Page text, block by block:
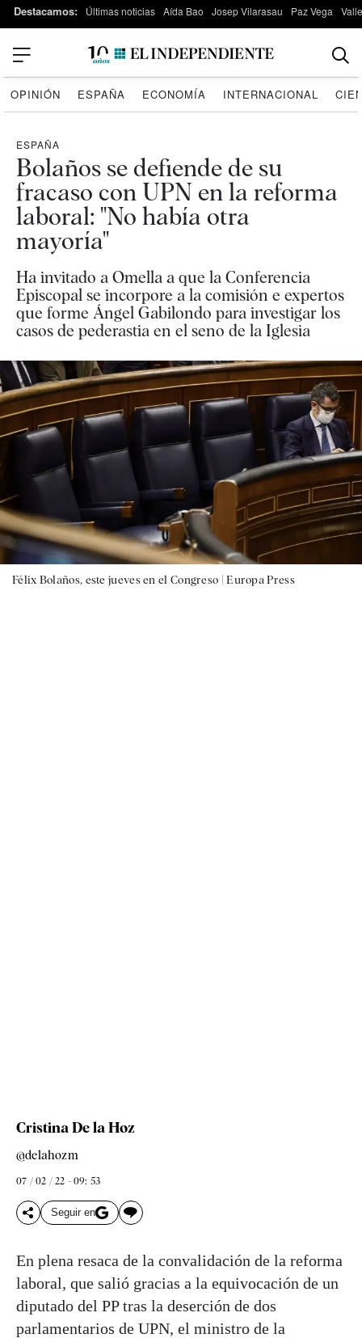
Destacamos: Últimas noticias Aída Bao Josep Vilarasau Paz Vega
OPINIÓN ESPAÑA ECONOMÍA INTERNACIONAL
ESPAÑA
Bolaños se defiende de su
fracaso con UPN en la reforma
laboral: "No había otra
mayoría"
Ha invitado a Omella a que la Conferencia
Episcopal se incorpore a la comisión e expertos
que forme Ángel Gabilondo para investigar los
casos de pederastia en el seno de la Iglesia
Félix Bolaños, este jueves en el Congreso |Europa Press
Cristina De la Hoz
@delahozm
07 / 02 / 22 - 09: 53
Seguir en
En plena resaca de la convalidación de la reforma
laboral, que salió gracias a la equivocación de un
diputado del PP tras la deserción de dos
parlamentarios de UPN, el ministro de la